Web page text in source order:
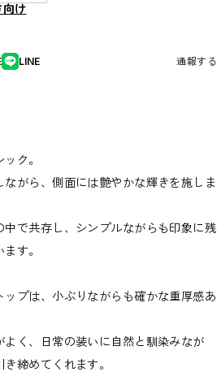
向け
LINE 通報する
ク。
がら、側面には艶やかな輝きを施しま
で共存し、シンプルながらも印象に残
す。
ップは、小ぶりながらも確かな重厚感あ
よく、日常の装いに自然と馴染みなが
締めてくれます。